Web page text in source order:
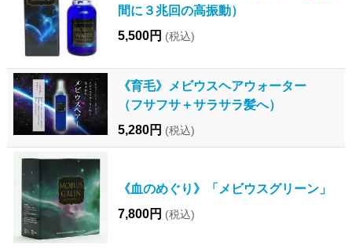
間に３兆回の高振動）
5,500円 (税込)
《育毛》メビウスヘアウォーター
（フサフサ＋サラサラ髪へ）
5,280円 (税込)
《血のめぐり》「メビウスグリーン」
7,800円 (税込)